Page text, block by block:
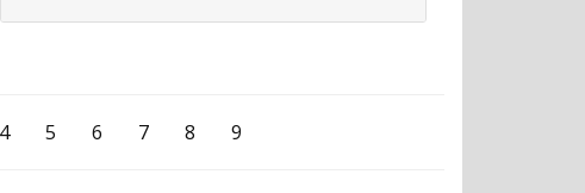
4 5 6 7 8 9